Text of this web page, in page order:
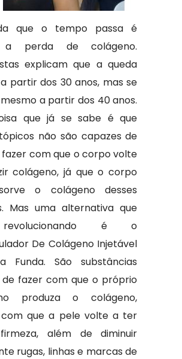
que o tempo passa é
a perda de colágeno.
explicam que a queda
partir dos 30 anos, mas se
a partir dos 40 anos.
que já se sabe é que
não são capazes de
com que o corpo volte
colágeno, já que o corpo
o colágeno desses
Mas uma alternativa que
é o
De Colágeno Injetável
Funda. São substâncias
de fazer com que o próprio
produza o colágeno,
com que a pele volte a ter
além de diminuir
rugas, linhas e marcas de